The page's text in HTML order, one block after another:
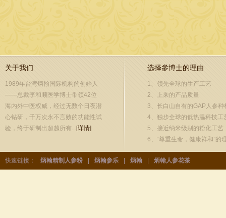
关于我们
1989年台湾炳翰国际机构的创始人
——总裁李和顺医学博士带领42位
海内外中医权威，经过无数个日夜潜
心钻研，千万次永不言败的功能性试
验，终于研制出超越所有... [详情]
选择參博士的理由
1、领先全球的生产工艺
2、上乘的产品质量
3、长白山自有的GAP人参种
4、独步全球的低热温科技工
5、接近纳米级别的粉化工艺
6、“尊重生命，健康祥和”的
快速链接： 炳翰精制人参粉 炳翰参乐 炳翰 炳翰人参花茶